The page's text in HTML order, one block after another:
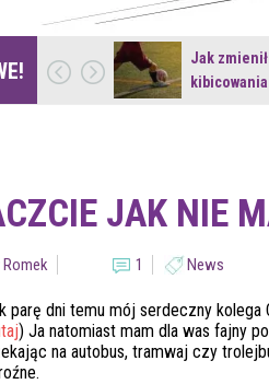
na
w…
Jak
JAK NIE
Romek 1 News
parę dni temu mój serdeczny kolega
) Ja natomiast mam dla was fajny
na autobus, tramwaj czy